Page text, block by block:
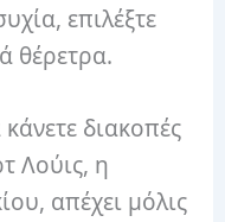
επιλέξτε
θέρετρα.
διακοπές
Λούις, η
απέχει μόλις